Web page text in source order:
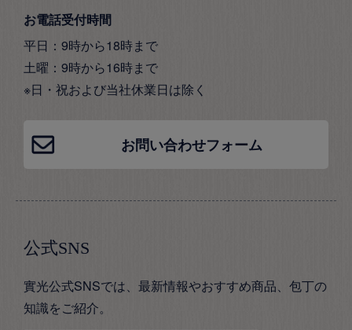
お電話受付時間
平日：9時から18時まで
土曜：9時から16時まで
※日・祝および当社休業日は除く
お問い合わせフォーム
公式SNS
實光公式SNSでは、最新情報やおすすめ商品、包丁の
知識をご紹介。